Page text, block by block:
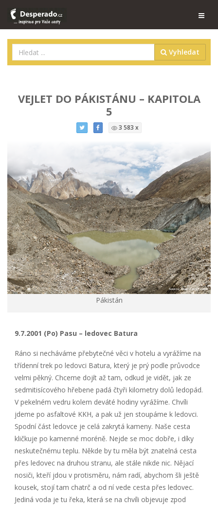
Vyhledat
VEJLET DO PÁKISTÁNU – KAPITOLA
5
3 583 x
Pákistán
9.7.2001 (Po) Pasu – ledovec Batura
Ráno si necháváme přebytečné věci v hotelu a vyrážíme na
třídenní trek po ledovci Batura, který je prý podle průvodce
velmi pěkný. Chceme dojít až tam, odkud je vidět, jak ze
sedmitisícového hřebene padá čtyři kilometry dolů ledopád.
V pekelném vedru kolem deváté hodiny vyrážíme. Chvíli
jdeme po asfaltové KKH, a pak už jen stoupáme k ledovci.
Spodní část ledovce je celá zakrytá kameny. Naše cesta
kličkuje po kamenné moréně. Nejde se moc dobře, i díky
neskutečnému teplu. Někde by tu měla být znatelná cesta
přes ledovec na druhou stranu, ale stále nikde nic. Nějací
nosiči, kteří jdou v protisměru, nám radí, abychom šli ještě
kousek, stojí tam chatrč a od ní vede cesta přes ledovec.
Jediná voda je tu řeka, která se na chvíli objevuje zpod